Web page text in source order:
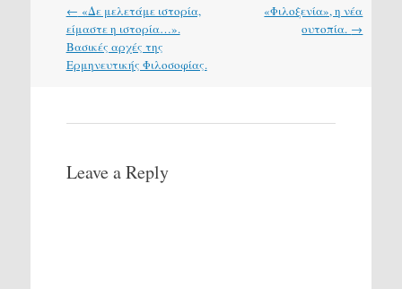
Post
navigation
← «Δε μελετάμε ιστορία,
είμαστε η ιστορία…».
Βασικές αρχές της
Ερμηνευτικής Φιλοσοφίας.
«Φιλοξενία», η νέα
ουτοπία. →
Leave a Reply